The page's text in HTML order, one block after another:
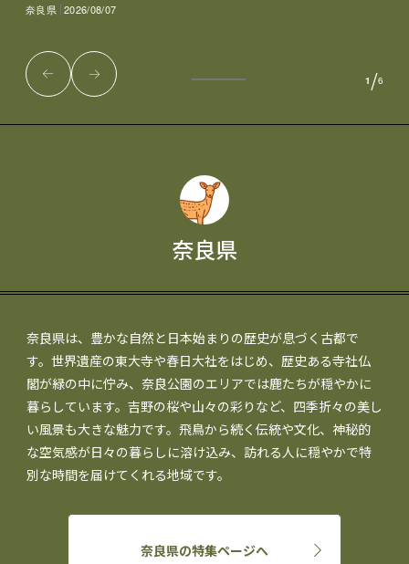
奈良県
奈良県は、豊かな自然と日本始まりの歴史が息づく古都で
す。世界遺産の東大寺や春日大社をはじめ、歴史ある寺社仏
閣が緑の中に佇み、奈良公園のエリアでは鹿たちが穏やかに
暮らしています。吉野の桜や山々の彩りなど、四季折々の美し
い風景も大きな魅力です。飛鳥から続く伝統や文化、神秘的
な空気感が日々の暮らしに溶け込み、訪れる人に穏やかで特
別な時間を届けてくれる地域です。
奈良県の特集ページへ
奈良県 2026/08/07
1 /6